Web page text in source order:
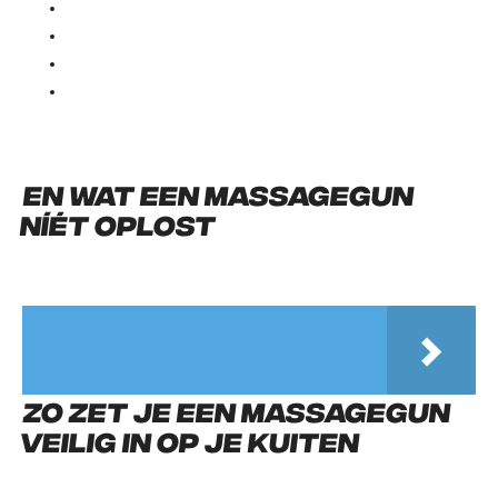
En wat een massagegun
níét oplost
Zo zet je een massagegun
veilig in op je kuiten